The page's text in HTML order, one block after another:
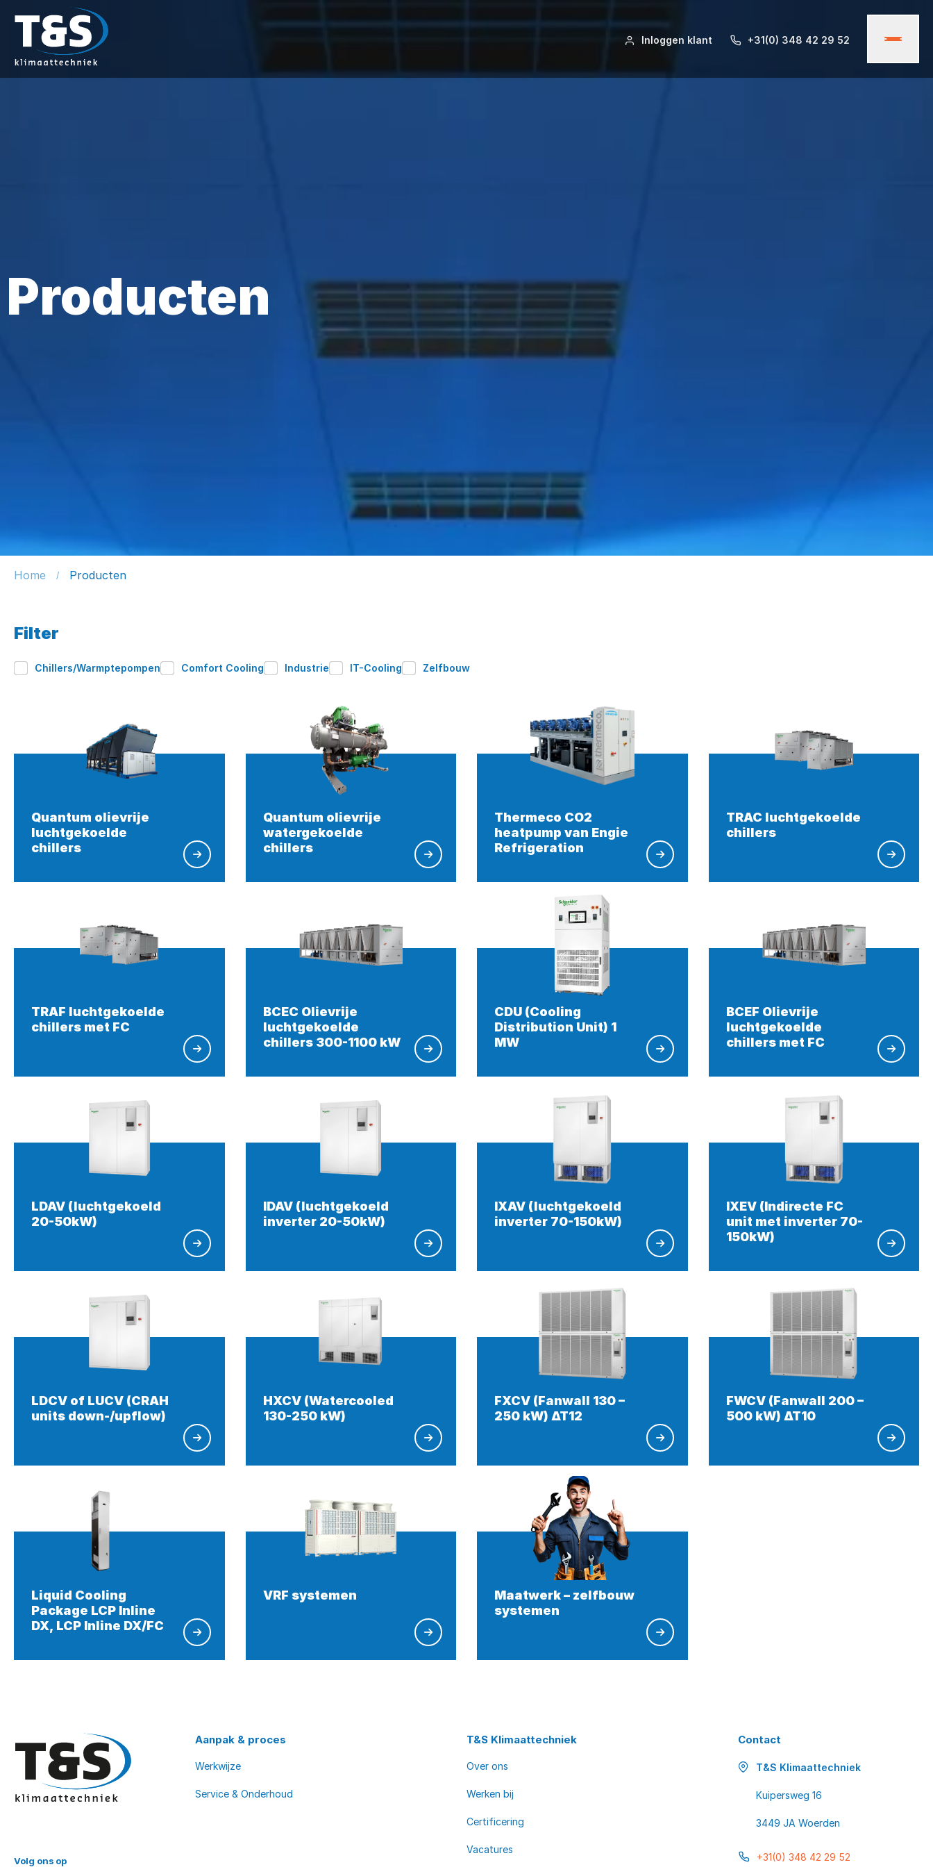
Inloggen klant +31(0) 348 42 29 52
Producten
Home / Producten
Filter
Chillers/Warmptepompen Comfort Cooling Industrie IT-Cooling Zelfbouw
Quantum olievrije
luchtgekoelde
chillers
Quantum olievrije
watergekoelde
chillers
Thermeco CO2
heatpump van Engie
Refrigeration
TRAC luchtgekoelde
chillers
TRAF luchtgekoelde
chillers met FC
BCEC Olievrije
luchtgekoelde
chillers 300-1100 kW
CDU (Cooling
Distribution Unit) 1
MW
BCEF Olievrije
luchtgekoelde
chillers met FC
LDAV (luchtgekoeld
20-50kW)
IDAV (luchtgekoeld
inverter 20-50kW)
IXAV (luchtgekoeld
inverter 70-150kW)
IXEV (Indirecte FC
unit met inverter 70-
150kW)
LDCV of LUCV (CRAH
units down-/upflow)
HXCV (Watercooled
130-250 kW)
FXCV (Fanwall 130 –
250 kW) ∆T12
FWCV (Fanwall 200 –
500 kW) ∆T10
Liquid Cooling
Package LCP Inline
DX, LCP Inline DX/FC
VRF systemen
Maatwerk – zelfbouw
systemen
Volg ons op
Aanpak & proces
Werkwijze
Service & Onderhoud
T&S Klimaattechniek
Over ons
Werken bij
Certificering
Vacatures
Contact
T&S Klimaattechniek
Kuipersweg 16
3449 JA Woerden
+31(0) 348 42 29 52